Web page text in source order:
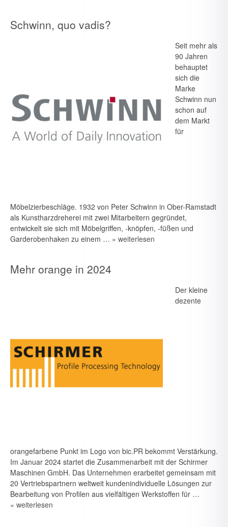
Schwinn, quo vadis?
Seit mehr als
90 Jahren
behauptet
sich die
Marke
Schwinn nun
schon auf
dem Markt
für
Möbelzierbeschläge. 1932 von Peter Schwinn in Ober-Ramstadt
als Kunstharzdreherei mit zwei Mitarbeitern gegründet,
entwickelt sie sich mit Möbelgriffen, -knöpfen, -füßen und
Garderobenhaken zu einem … » weiterlesen
Mehr orange in 2024
Der kleine
dezente
orangefarbene Punkt im Logo von bic.PR bekommt Verstärkung.
Im Januar 2024 startet die Zusammenarbeit mit der Schirmer
Maschinen GmbH. Das Unternehmen erarbeitet gemeinsam mit
20 Vertriebspartnern weltweit kundenindividuelle Lösungen zur
Bearbeitung von Profilen aus vielfältigen Werkstoffen für …
» weiterlesen